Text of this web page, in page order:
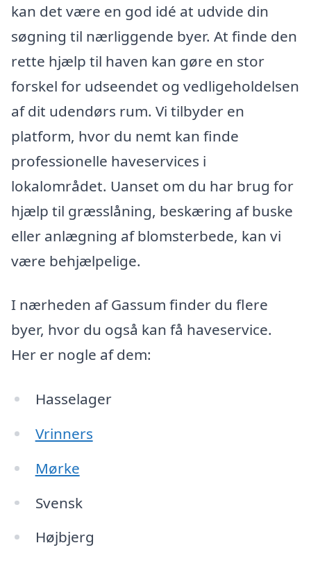
kan det være en god idé at udvide din
søgning til nærliggende byer. At finde den
rette hjælp til haven kan gøre en stor
forskel for udseendet og vedligeholdelsen
af dit udendørs rum. Vi tilbyder en
platform, hvor du nemt kan finde
professionelle haveservices i
lokalområdet. Uanset om du har brug for
hjælp til græsslåning, beskæring af buske
eller anlægning af blomsterbede, kan vi
være behjælpelige.
I nærheden af Gassum finder du flere
byer, hvor du også kan få haveservice.
Her er nogle af dem:
Hasselager
Vrinners
Mørke
Svensk
Højbjerg